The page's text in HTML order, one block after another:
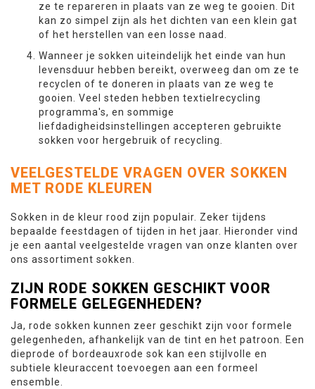
ze te repareren in plaats van ze weg te gooien. Dit
kan zo simpel zijn als het dichten van een klein gat
of het herstellen van een losse naad.
Wanneer je sokken uiteindelijk het einde van hun
levensduur hebben bereikt, overweeg dan om ze te
recyclen of te doneren in plaats van ze weg te
gooien. Veel steden hebben textielrecycling
programma's, en sommige
liefdadigheidsinstellingen accepteren gebruikte
sokken voor hergebruik of recycling.
VEELGESTELDE VRAGEN OVER SOKKEN
MET RODE KLEUREN
Sokken in de kleur rood zijn populair. Zeker tijdens
bepaalde feestdagen of tijden in het jaar. Hieronder vind
je een aantal veelgestelde vragen van onze klanten over
ons assortiment sokken.
ZIJN RODE SOKKEN GESCHIKT VOOR
FORMELE GELEGENHEDEN?
Ja, rode sokken kunnen zeer geschikt zijn voor formele
gelegenheden, afhankelijk van de tint en het patroon. Een
dieprode of bordeauxrode sok kan een stijlvolle en
subtiele kleuraccent toevoegen aan een formeel
ensemble.